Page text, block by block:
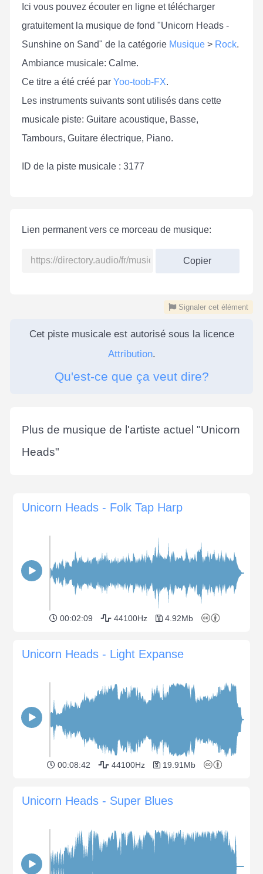
Ici vous pouvez écouter en ligne et télécharger
gratuitement la musique de fond "Unicorn Heads -
Sunshine on Sand" de la catégorie Musique > Rock.
Ambiance musicale: Calme.
Ce titre a été créé par Yoo-toob-FX.
Les instruments suivants sont utilisés dans cette
musicale piste: Guitare acoustique, Basse,
Tambours, Guitare électrique, Piano.
ID de la piste musicale : 3177
Lien permanent vers ce morceau de musique:
Copier
Signaler cet élément
Cet piste musicale est autorisé sous la licence
Attribution.
Qu'est-ce que ça veut dire?
Plus de musique de l'artiste actuel "Unicorn
Heads"
Unicorn Heads - Folk Tap Harp
00:02:09 44100Hz 4.92Mb
Unicorn Heads - Light Expanse
00:08:42 44100Hz 19.91Mb
Unicorn Heads - Super Blues